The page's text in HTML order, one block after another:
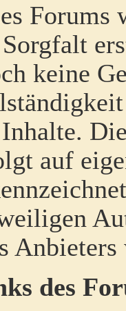
Forums
keine
auf
Anbieters
des